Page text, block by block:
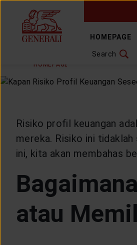
HOMEPAGE
Search
HOMEPAGE
MONDAY, 9
Risiko profil keuangan
mereka. Risiko ini
ini, kita akan membahas
atau
CHANGE LANGUAGE
DOWNLOAD GEN ICLICK
INSURANCE DICTIONARY
OUR SOLUTION